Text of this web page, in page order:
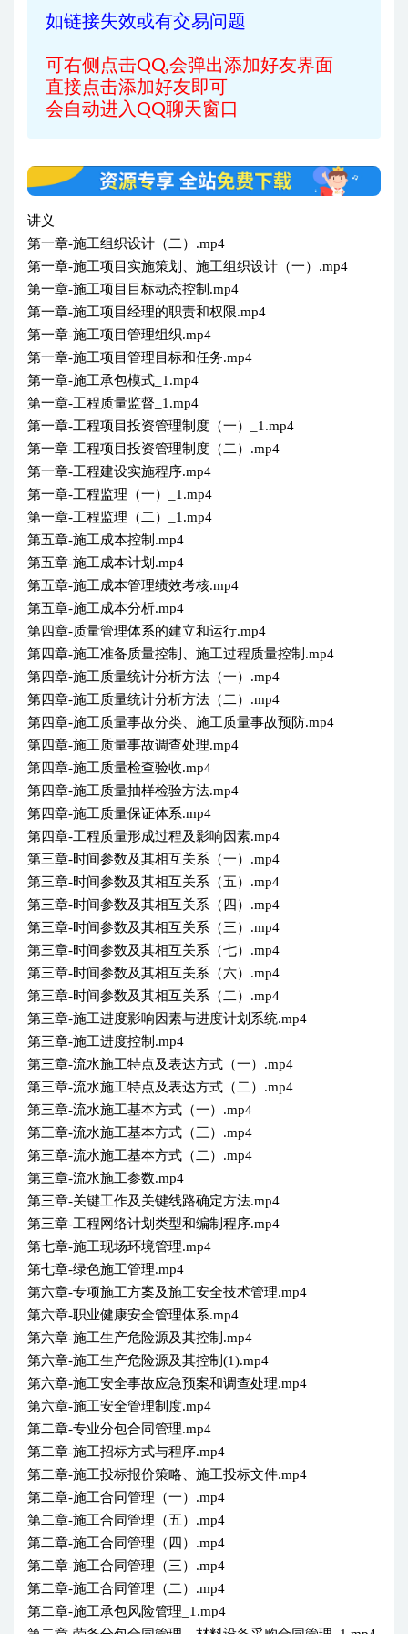
如链接失效或有交易问题
可右侧点击QQ,会弹出添加好友界面
直接点击添加好友即可
会自动进入QQ聊天窗口
讲义
第一章-施工组织设计（二）.mp4
第一章-施工项目实施策划、施工组织设计（一）.mp4
第一章-施工项目目标动态控制.mp4
第一章-施工项目经理的职责和权限.mp4
第一章-施工项目管理组织.mp4
第一章-施工项目管理目标和任务.mp4
第一章-施工承包模式_1.mp4
第一章-工程质量监督_1.mp4
第一章-工程项目投资管理制度（一）_1.mp4
第一章-工程项目投资管理制度（二）.mp4
第一章-工程建设实施程序.mp4
第一章-工程监理（一）_1.mp4
第一章-工程监理（二）_1.mp4
第五章-施工成本控制.mp4
第五章-施工成本计划.mp4
第五章-施工成本管理绩效考核.mp4
第五章-施工成本分析.mp4
第四章-质量管理体系的建立和运行.mp4
第四章-施工准备质量控制、施工过程质量控制.mp4
第四章-施工质量统计分析方法（一）.mp4
第四章-施工质量统计分析方法（二）.mp4
第四章-施工质量事故分类、施工质量事故预防.mp4
第四章-施工质量事故调查处理.mp4
第四章-施工质量检查验收.mp4
第四章-施工质量抽样检验方法.mp4
第四章-施工质量保证体系.mp4
第四章-工程质量形成过程及影响因素.mp4
第三章-时间参数及其相互关系（一）.mp4
第三章-时间参数及其相互关系（五）.mp4
第三章-时间参数及其相互关系（四）.mp4
第三章-时间参数及其相互关系（三）.mp4
第三章-时间参数及其相互关系（七）.mp4
第三章-时间参数及其相互关系（六）.mp4
第三章-时间参数及其相互关系（二）.mp4
第三章-施工进度影响因素与进度计划系统.mp4
第三章-施工进度控制.mp4
第三章-流水施工特点及表达方式（一）.mp4
第三章-流水施工特点及表达方式（二）.mp4
第三章-流水施工基本方式（一）.mp4
第三章-流水施工基本方式（三）.mp4
第三章-流水施工基本方式（二）.mp4
第三章-流水施工参数.mp4
第三章-关键工作及关键线路确定方法.mp4
第三章-工程网络计划类型和编制程序.mp4
第七章-施工现场环境管理.mp4
第七章-绿色施工管理.mp4
第六章-专项施工方案及施工安全技术管理.mp4
第六章-职业健康安全管理体系.mp4
第六章-施工生产危险源及其控制.mp4
第六章-施工生产危险源及其控制(1).mp4
第六章-施工安全事故应急预案和调查处理.mp4
第六章-施工安全管理制度.mp4
第二章-专业分包合同管理.mp4
第二章-施工招标方式与程序.mp4
第二章-施工投标报价策略、施工投标文件.mp4
第二章-施工合同管理（一）.mp4
第二章-施工合同管理（五）.mp4
第二章-施工合同管理（四）.mp4
第二章-施工合同管理（三）.mp4
第二章-施工合同管理（二）.mp4
第二章-施工承包风险管理_1.mp4